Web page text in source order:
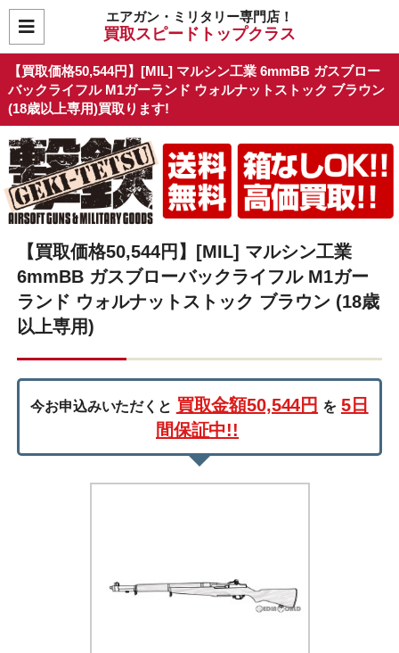
エアガン・ミリタリー専門店！
買取スピードトップクラス
【買取価格50,544円】[MIL] マルシン工業 6mmBB ガスブロー
バックライフル M1ガーランド ウォルナットストック ブラウン
(18歳以上専用)買取ります!
【買取価格50,544円】[MIL] マルシン工業
6mmBB ガスブローバックライフル M1ガー
ランド ウォルナットストック ブラウン (18歳
以上専用)
今お申込みいただくと 買取金額50,544円 を 5日
間保証中!!